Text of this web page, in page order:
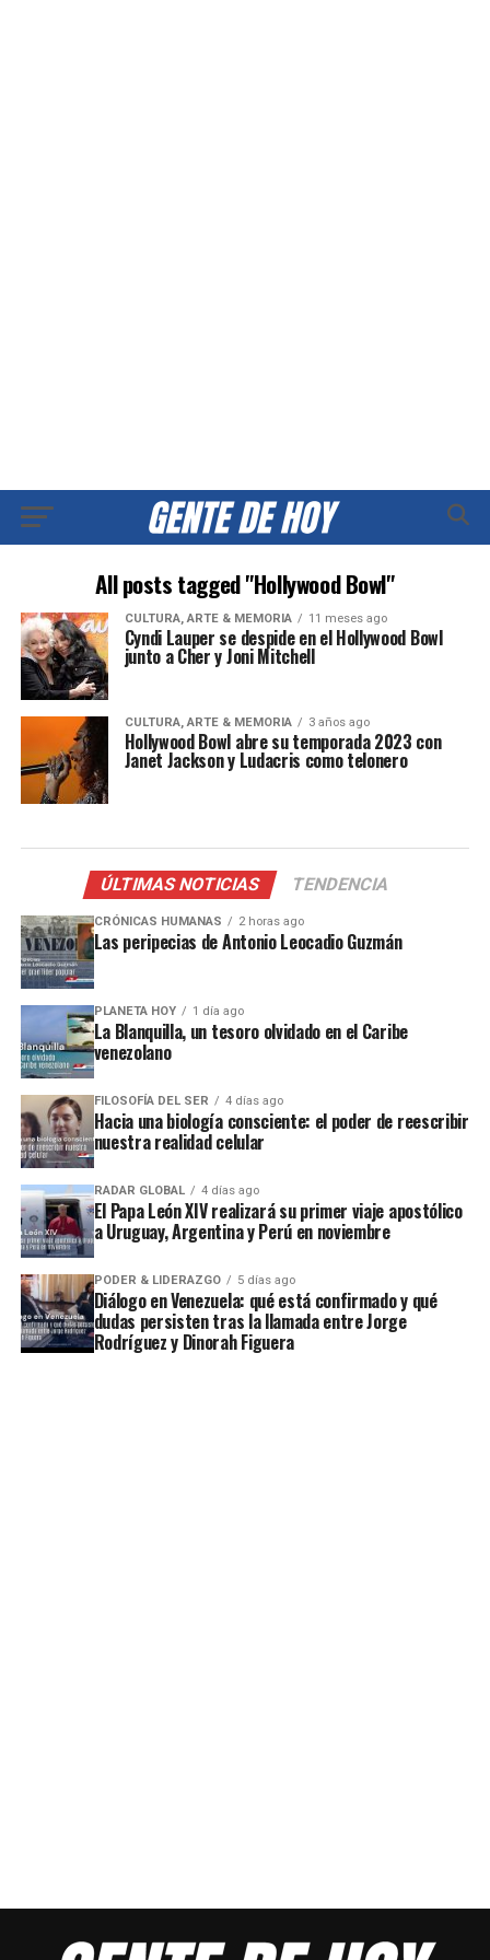
All posts tagged "Hollywood Bowl"
CULTURA, ARTE & MEMORIA 11 meses ago
Cyndi Lauper se despide en el Hollywood Bowl
junto a Cher y Joni Mitchell
CULTURA, ARTE & MEMORIA 3 años ago
Hollywood Bowl abre su temporada 2023 con
Janet Jackson y Ludacris como telonero
ÚLTIMAS NOTICIAS TENDENCIA
CRÓNICAS HUMANAS 2 horas ago
Las peripecias de Antonio Leocadio Guzmán
PLANETA HOY 1 día ago
La Blanquilla, un tesoro olvidado en el Caribe
venezolano
FILOSOFÍA DEL SER 4 días ago
Hacia una biología consciente: el poder de reescribir
nuestra realidad celular
RADAR GLOBAL 4 días ago
El Papa León XIV realizará su primer viaje apostólico
a Uruguay, Argentina y Perú en noviembre
PODER & LIDERAZGO 5 días ago
Diálogo en Venezuela: qué está confirmado y qué
dudas persisten tras la llamada entre Jorge
Rodríguez y Dinorah Figuera